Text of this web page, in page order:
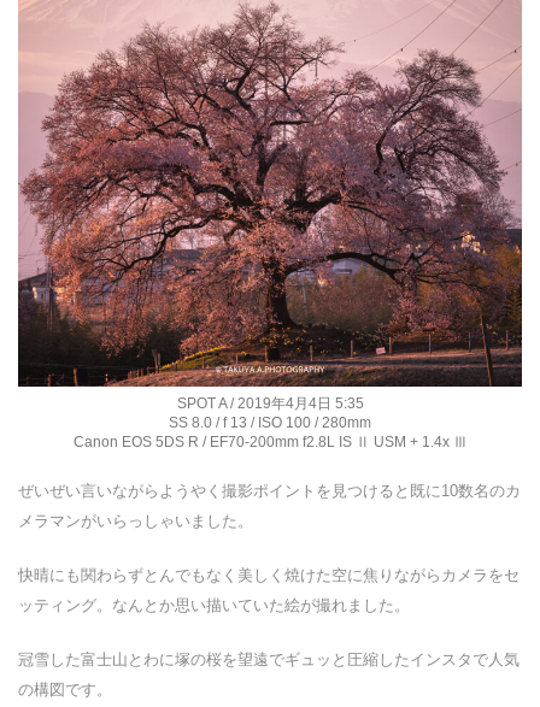
SPOT A / 2019年4月4日 5:35
SS 8.0 / f 13 / ISO 100 / 280mm
Canon EOS 5DS R / EF70-200mm f2.8L IS Ⅱ USM + 1.4x Ⅲ
ぜいぜい言いながらようやく撮影ポイントを見つけると既に10数名のカ
メラマンがいらっしゃいました。
快晴にも関わらずとんでもなく美しく焼けた空に焦りながらカメラをセ
ッティング。なんとか思い描いていた絵が撮れました。
冠雪した富士山とわに塚の桜を望遠でギュッと圧縮したインスタで人気
の構図です。